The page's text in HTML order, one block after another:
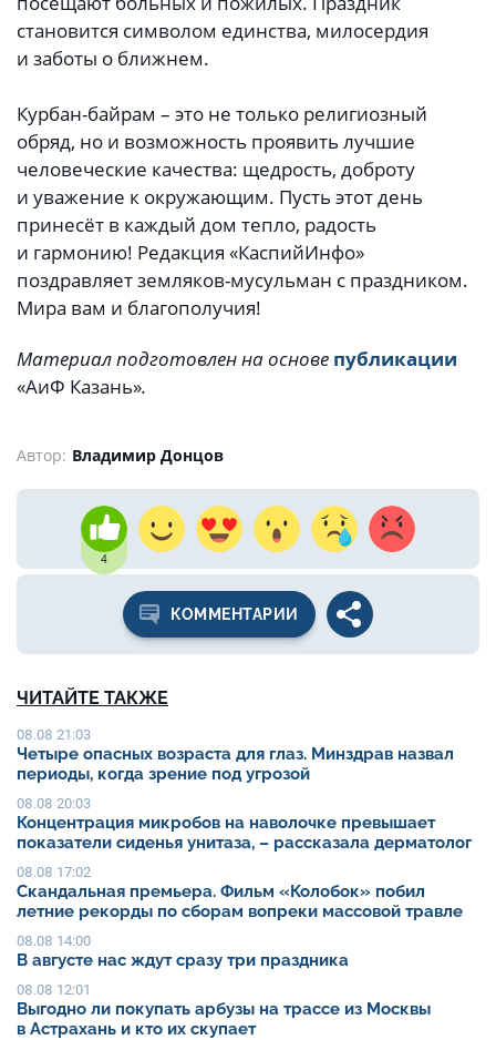
становится символом единства, милосердия
и заботы о ближнем.
Курбан-байрам – это не только религиозный
обряд, но и возможность проявить лучшие
человеческие качества: щедрость, доброту
и уважение к окружающим. Пусть этот день
принесёт в каждый дом тепло, радость
и гармонию! Редакция «КаспийИнфо»
поздравляет земляков-мусульман с праздником.
Мира вам и благополучия!
Материал подготовлен на основе публикации
«АиФ Казань».
Автор: Владимир Донцов
4
КОММЕНТАРИИ
ЧИТАЙТЕ ТАКЖЕ
08.08 21:03
Четыре опасных возраста для глаз. Минздрав назвал
периоды, когда зрение под угрозой
08.08 20:03
Концентрация микробов на наволочке превышает
показатели сиденья унитаза, – рассказала дерматолог
08.08 17:02
Скандальная премьера. Фильм «Колобок» побил
летние рекорды по сборам вопреки массовой травле
08.08 14:00
В августе нас ждут сразу три праздника
08.08 12:01
Выгодно ли покупать арбузы на трассе из Москвы
в Астрахань и кто их скупает